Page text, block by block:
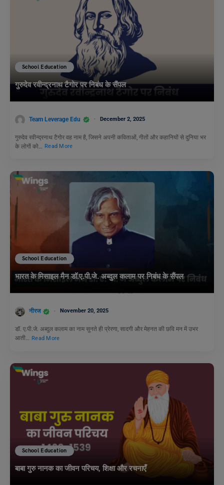
School Education
गुरुदेव रवीन्द्रनाथ टैगोर पर निबंध के सैंपल
Team Leverage Edu December 2, 2025
गुरुदेव रवीन्द्रनाथ टैगोर वह नाम है, जिसने अपनी कविताओं, गीतों और कहानियों से दुनिया भर
के लोगों को…
Read More
School Education
भारत के मिसाइल मैन डॉ.ए.पी.जे. अब्दुल कलाम पर निबंध के सैंपल
नीरज November 20, 2025
डॉ. ए.पी.जे. अब्दुल कलाम का नाम सुनते ही प्रेरणा, सादगी और मेहनत की छवि मन में उभर
आती… Read More
School Education
बाबा गुरु नानक का जीवन परिचय, शिक्षा और रचनाएँ